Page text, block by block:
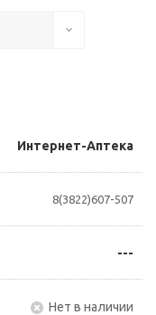
Интернет-Аптека
8(3822)607-507
---
Нет в наличии